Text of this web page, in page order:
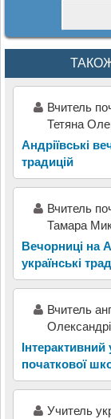
Вчитель
Тетяна
Андріївські
традицій
Вчитель
Тамара
Вечорниці на
українські
Вчитель
Інтерактивний
початкової
Учитель